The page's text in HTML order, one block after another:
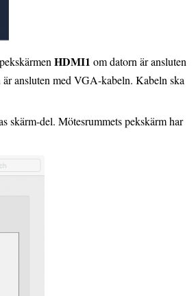
HDMI1 om datorn är ansluten
är ansluten med VGA-kabeln. Kabeln ska
skärm-del. Mötesrummets pekskärm har